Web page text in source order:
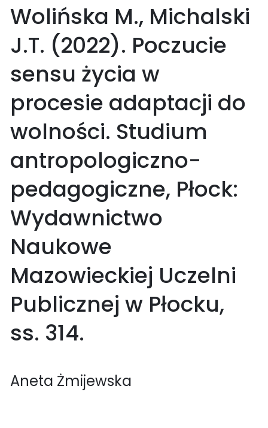
Wolińska M., Michalski
J.T. (2022). Poczucie
sensu życia w
procesie adaptacji do
wolności. Studium
antropologiczno-
pedagogiczne, Płock:
Wydawnictwo
Naukowe
Mazowieckiej Uczelni
Publicznej w Płocku,
ss. 314.
Aneta Żmijewska